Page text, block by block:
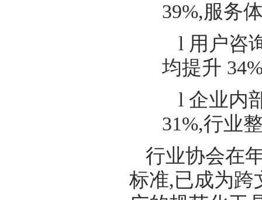
39%,服务
l 用户咨
均提升
l 企业内
31%,行业
行业协会在
标准,已成为跨